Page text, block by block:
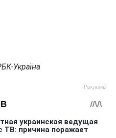
Україна